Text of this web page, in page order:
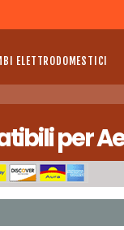
ELETTRODOMESTICI
per